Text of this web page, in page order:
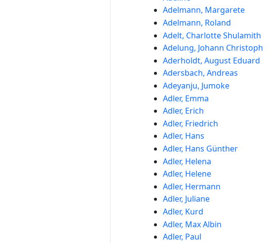
Adelmann, Margarete
Adelmann, Roland
Adelt, Charlotte Shulamith
Adelung, Johann Christoph
Aderholdt, August Eduard
Adersbach, Andreas
Adeyanju, Jumoke
Adler, Emma
Adler, Erich
Adler, Friedrich
Adler, Hans
Adler, Hans Günther
Adler, Helena
Adler, Helene
Adler, Hermann
Adler, Juliane
Adler, Kurd
Adler, Max Albin
Adler, Paul